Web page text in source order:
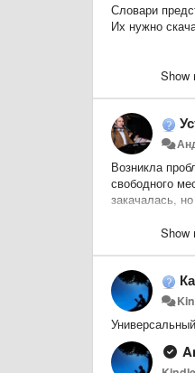
Словари
Их нужно
Новый
Возникла
свободного
закачалась,